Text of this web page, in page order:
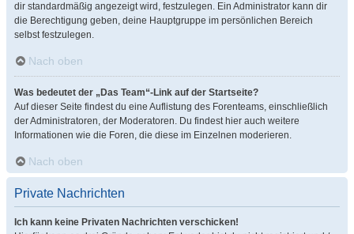
dir standardmäßig angezeigt wird, festzulegen. Ein Administrator kann dir
die Berechtigung geben, deine Hauptgruppe im persönlichen Bereich
selbst festzulegen.
Nach oben
Was bedeutet der „Das Team“-Link auf der Startseite?
Auf dieser Seite findest du eine Auflistung des Forenteams, einschließlich
der Administratoren, der Moderatoren. Du findest hier auch weitere
Informationen wie die Foren, die diese im Einzelnen moderieren.
Nach oben
Private Nachrichten
Ich kann keine Privaten Nachrichten verschicken!